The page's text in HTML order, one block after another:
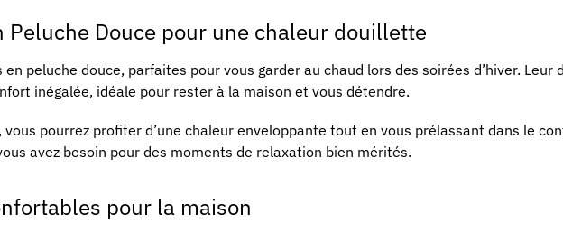
Peluche Douce pour une chaleur douillette
peluche douce, parfaites pour vous garder au chaud lors des soirées d’hiver. Leur
inégalée, idéale pour rester à la maison et vous détendre.
vous pourrez profiter d’une chaleur enveloppante tout en vous prélassant dans le
avez besoin pour des moments de relaxation bien mérités.
pour la maison